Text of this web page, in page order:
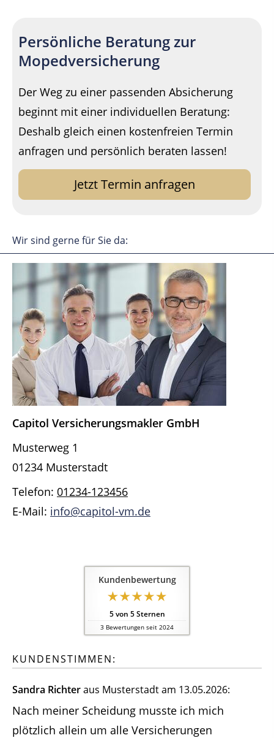
Persönliche Beratung zur
Mopedversicherung
Der Weg zu einer passenden Absicherung
beginnt mit einer individuellen Beratung:
Deshalb gleich einen kostenfreien Termin
anfragen und persönlich beraten lassen!
Jetzt Termin anfragen
Wir sind gerne für Sie da:
Capitol Ver­sicherungs­makler GmbH
Musterweg 1
01234 Musterstadt
Telefon: 01234-123456
E-Mail: info@capitol-vm.de
Kundenbewertung
5von 5Sternen
3 Bewertungen seit 2024
KUNDENSTIMMEN:
Sandra Richteraus Musterstadtam 13.05.2026:
Nach meiner Scheidung musste ich mich
plötzlich allein um alle Versicherungen